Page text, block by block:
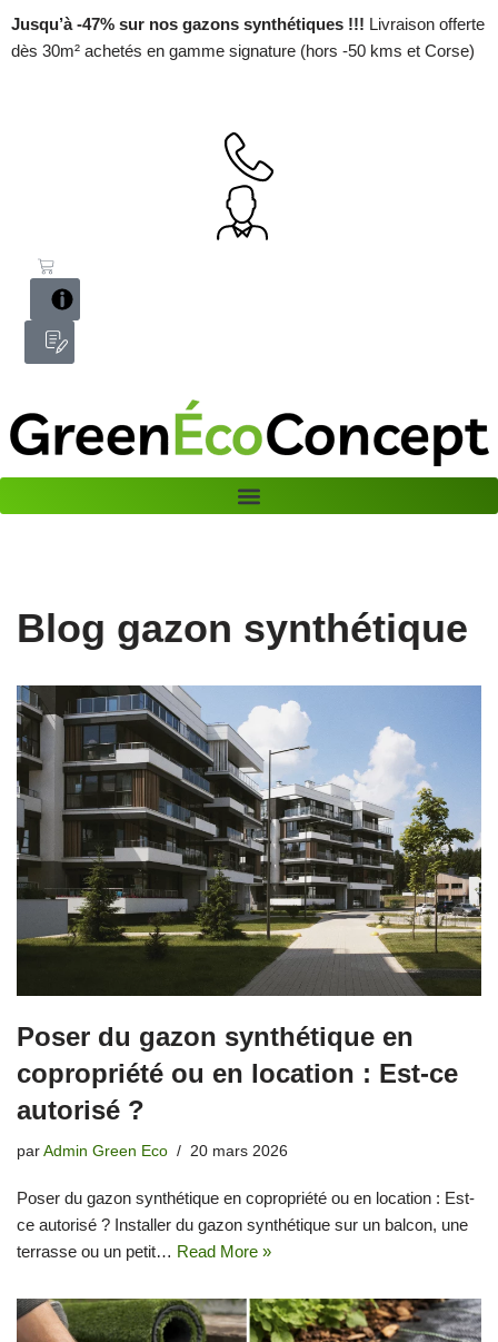
Aller
Jusqu’à -47% sur nos gazons synthétiques !!! Livraison offerte
dès 30m² achetés en gamme signature (hors -50 kms et Corse)
Blog gazon synthétique
Poser du gazon synthétique en
copropriété ou en location : Est-ce
autorisé ?
par Admin Green Eco 20 mars 2026
Poser du gazon synthétique en copropriété ou en location : Est-
ce autorisé ? Installer du gazon synthétique sur un balcon, une
terrasse ou un petit… Read More »